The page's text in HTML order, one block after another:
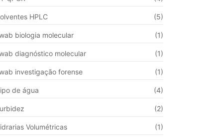
HPLC (5)
biologia molecular (1)
diagnóstico molecular (1)
investigação forense (1)
de água (4)
(2)
Volumétricas (1)